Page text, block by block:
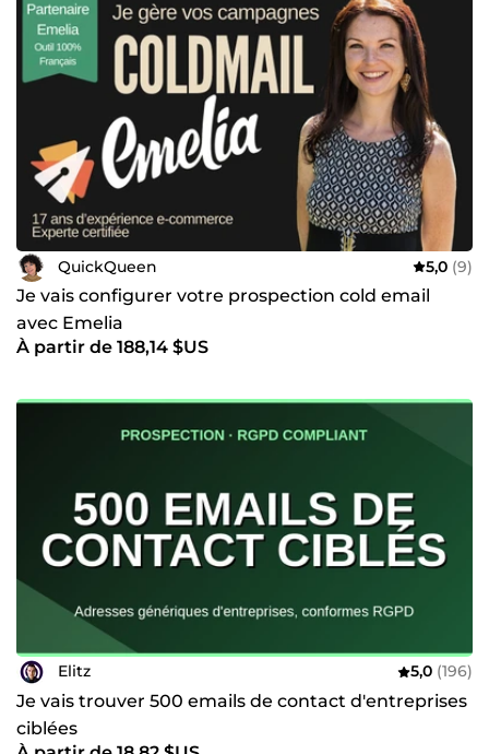
QuickQueen 5,0 (9)
Je vais configurer votre prospection cold email
avec Emelia
À partir de 188,14 $US
Elitz 5,0 (196)
Je vais trouver 500 emails de contact d'entreprises
ciblées